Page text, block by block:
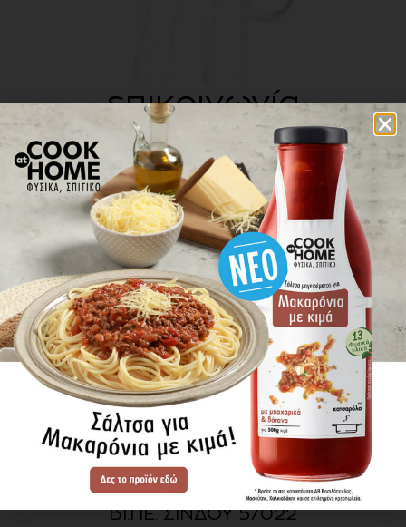
επικοινωνία
πού βρίσκω τα προϊόντα
ΕΝΗΜΕΡΩΘΕΙΤΕ ΠΡΩΤΟΙ
ΓΙΑ ΤΑ ΝΕΑ ΜΑΣ
ΕΓΓΡΑΦΗ
SITE MAP
ΠΡΟΪΟΝΤΑ
ΣΥΝΤΑΓΕΣ
Η ΙΣΤΟΡΙΑ ΜΑΣ
VIDEOS
ΠΡΟΒΥΛ Α.Ε.
ΟΔΟΣ Α3
ΒΙ.ΠΕ. ΣΙΝΔΟΥ 57022